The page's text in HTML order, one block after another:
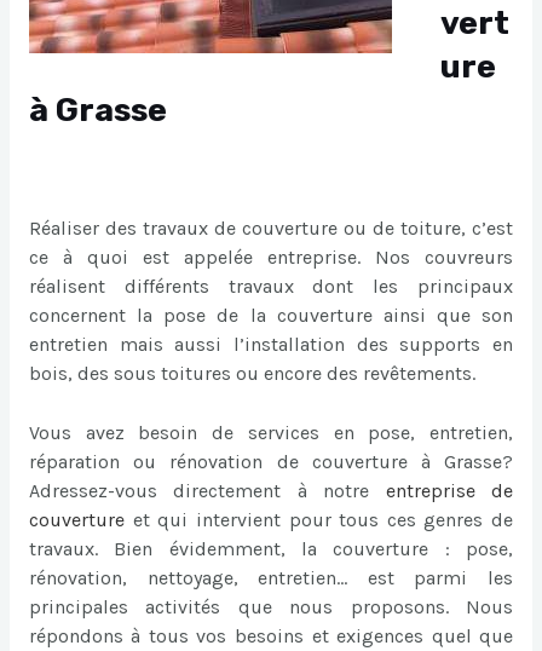
vert
ure
à Grasse
Réaliser des travaux de couverture ou de toiture, c’est
ce à quoi est appelée entreprise. Nos couvreurs
réalisent différents travaux dont les principaux
concernent la pose de la couverture ainsi que son
entretien mais aussi l’installation des supports en
bois, des sous toitures ou encore des revêtements.
Vous avez besoin de services en pose, entretien,
réparation ou rénovation de couverture à Grasse?
Adressez-vous directement à notre entreprise de
couverture et qui intervient pour tous ces genres de
travaux. Bien évidemment, la couverture : pose,
rénovation, nettoyage, entretien… est parmi les
principales activités que nous proposons. Nous
répondons à tous vos besoins et exigences quel que